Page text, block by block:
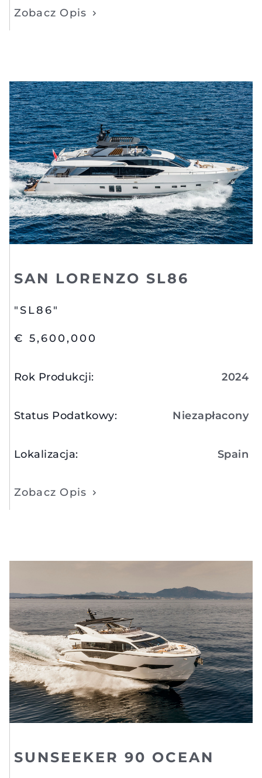
Zobacz Opis
SAN LORENZO SL86
"SL86"
€ 5,600,000
Rok Produkcji: 2024
Status Podatkowy: Niezapłacony
Lokalizacja: Spain
Zobacz Opis
SUNSEEKER 90 OCEAN